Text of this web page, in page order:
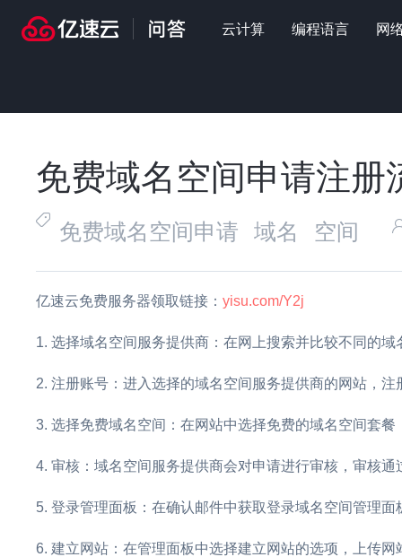
云计算 编程语言 网
免费域名空间申请注册
免费域名空间申请 域名 空间
亿速云免费服务器领取链接： yisu.com/Y2j
选择域名空间服务提供商：在网上搜索并比较不同的
注册账号：进入选择的域名空间服务提供商的网站，注
选择免费域名空间：在网站中选择免费的域名空间套餐
审核：域名空间服务提供商会对申请进行审核，审核通
登录管理面板：在确认邮件中获取登录域名空间管理
建立网站：在管理面板中选择建立网站的选项，上传